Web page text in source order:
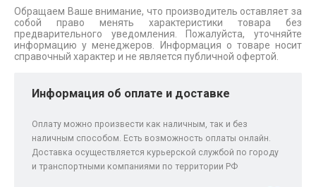
Обращаем Ваше внимание, что производитель оставляет за
собой право менять характеристики товара без
предварительного уведомления. Пожалуйста, уточняйте
информацию у менеджеров. Информация о товаре носит
справочный характер и не является публичной офертой.
Информация об оплате и доставке
Оплату можно произвести как наличным, так и без
наличным способом. Есть возможность оплаты онлайн.
Доставка осуществляется курьерской службой по городу
и транспортными компаниями по территории РФ